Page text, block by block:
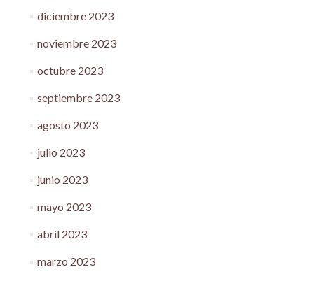
diciembre 2023
noviembre 2023
octubre 2023
septiembre 2023
agosto 2023
julio 2023
junio 2023
mayo 2023
abril 2023
marzo 2023